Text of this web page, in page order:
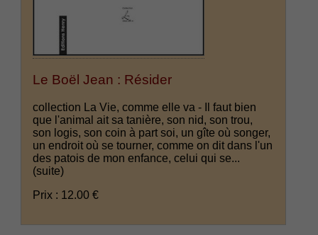
Le Boël Jean : Résider
collection La Vie, comme elle va - Il faut bien
que l'animal ait sa tanière, son nid, son trou,
son logis, son coin à part soi, un gîte où songer,
un endroit où se tourner, comme on dit dans l'un
des patois de mon enfance, celui qui se...
(suite)
Prix : 12.00 €